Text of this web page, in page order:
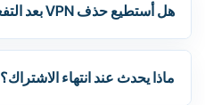
هل أستطيع حذف VPN بعد التفعيل؟
ماذا يحدث عند انتهاء الاشتراك؟